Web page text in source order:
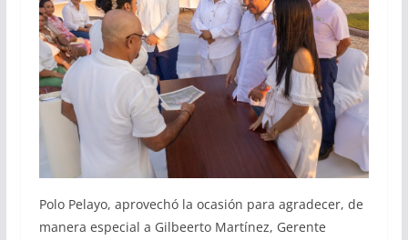
Polo Pelayo, aprovechó la ocasión para agradecer, de
manera especial a Gilbeerto Martínez, Gerente